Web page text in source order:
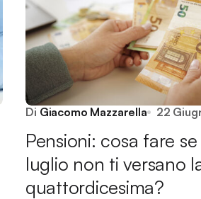
Di Giacomo Mazzarella 22
Pensioni: cosa fare
luglio non ti versano
quattordicesima?